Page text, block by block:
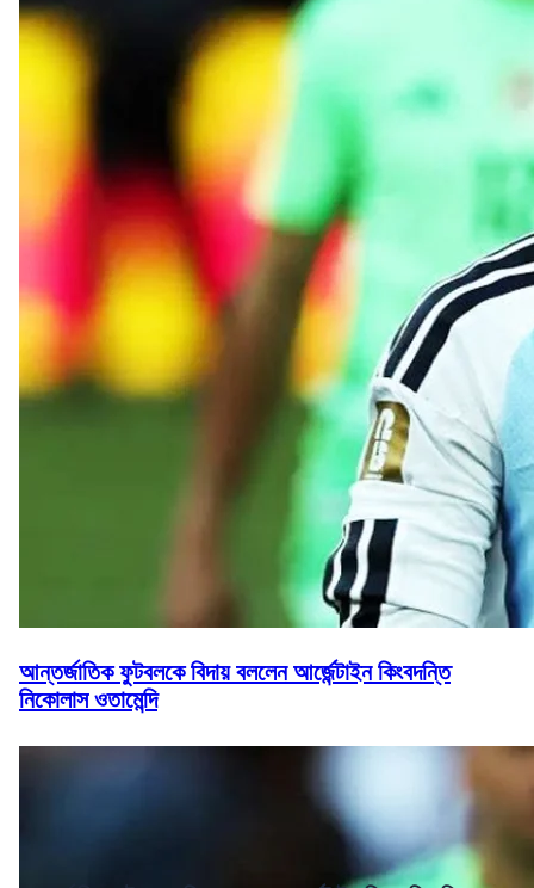
আন্তর্জাতিক ফুটবলকে বিদায় বললেন আর্জেন্টাইন কিংবদন্তি
নিকোলাস ওতামেন্দি